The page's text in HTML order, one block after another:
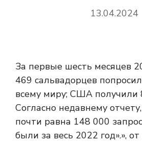
13.04.2024
За первые шесть месяцев
469 сальвадорцев
всему миру; США получили
Согласно недавнему
почти равна 148 000
были за весь 2022 год».»,